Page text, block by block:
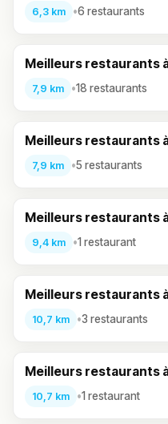
6,3 km •6 restaurants
Meilleurs restaurants
7,9 km •18 restaurants
Meilleurs restaurants
7,9 km •5 restaurants
Meilleurs restaurants
9,4 km •1 restaurant
Meilleurs restaurants
10,7 km •3 restaurants
Meilleurs restaurants
10,7 km •1 restaurant